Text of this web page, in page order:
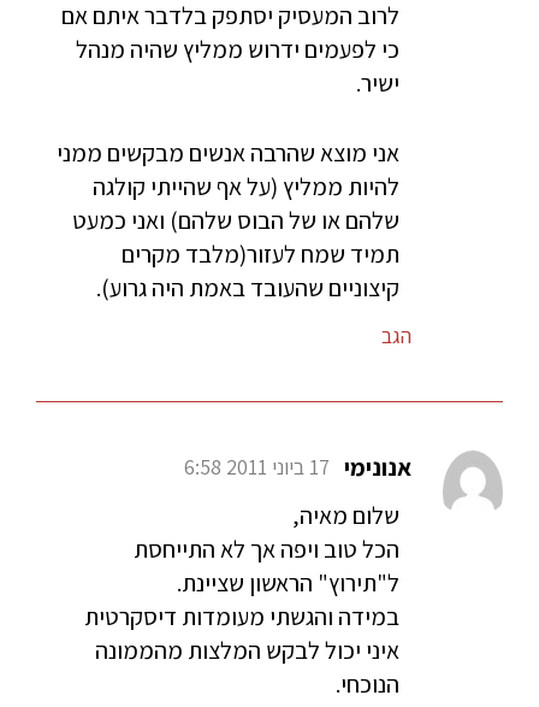
לרוב המעסיק יסתפק בלדבר איתם אם
כי לפעמים ידרוש ממליץ שהיה מנהל
ישיר.
אני מוצא שהרבה אנשים מבקשים ממני
להיות ממליץ (על אף שהייתי קולגה
שלהם או של הבוס שלהם) ואני כמעט
תמיד שמח לעזור(מלבד מקרים
קיצוניים שהעובד באמת היה גרוע).
הגב
אנונימי 17 ביוני 2011 6:58
שלום מאיה,
הכל טוב ויפה אך לא התייחסת
ל"תירוץ" הראשון שציינת.
במידה והגשתי מעומדות דיסקרטית
איני יכול לבקש המלצות מהממונה
הנוכחי.